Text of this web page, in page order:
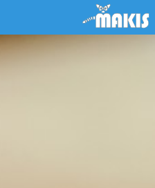
Update cookies preferences